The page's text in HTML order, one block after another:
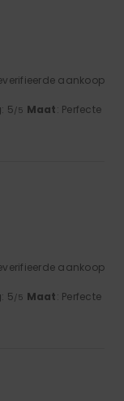
aankoop
: 5/5 Maat: Perfecte
aankoop
: 5/5 Maat: Perfecte